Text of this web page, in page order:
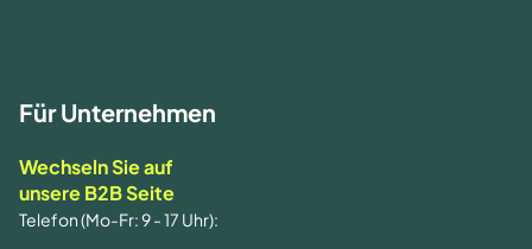
Für Unternehmen
Wechseln Sie auf
unsere B2B Seite
Telefon (Mo-Fr: 9 - 17 Uhr):